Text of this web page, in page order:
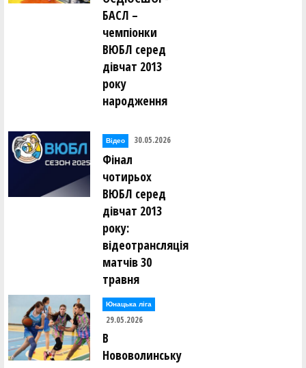
БАСЛ –
чемпіонки
ВЮБЛ серед
дівчат 2013
року
народження
Відео 30.05.2026
Фінал
чотирьох
ВЮБЛ серед
дівчат 2013
року:
відеотрансляція
матчів 30
травня
Юнацька ліга
29.05.2026
В
Нововолинську